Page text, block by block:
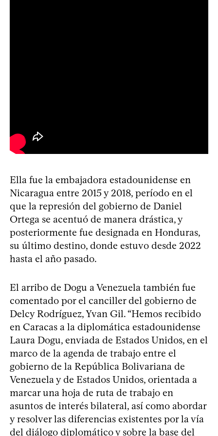
Ella fue la embajadora estadounidense en
Nicaragua entre 2015 y 2018, período en el
que la represión del gobierno de Daniel
Ortega se acentuó de manera drástica, y
posteriormente fue designada en Honduras,
su último destino, donde estuvo desde 2022
hasta el año pasado.
El arribo de Dogu a Venezuela también fue
comentado por el canciller del gobierno de
Delcy Rodríguez, Yvan Gil. “Hemos recibido
en Caracas a la diplomática estadounidense
Laura Dogu, enviada de Estados Unidos, en el
marco de la agenda de trabajo entre el
gobierno de la República Bolivariana de
Venezuela y de Estados Unidos, orientada a
marcar una hoja de ruta de trabajo en
asuntos de interés bilateral, así como abordar
y resolver las diferencias existentes por la vía
del diálogo diplomático y sobre la base del